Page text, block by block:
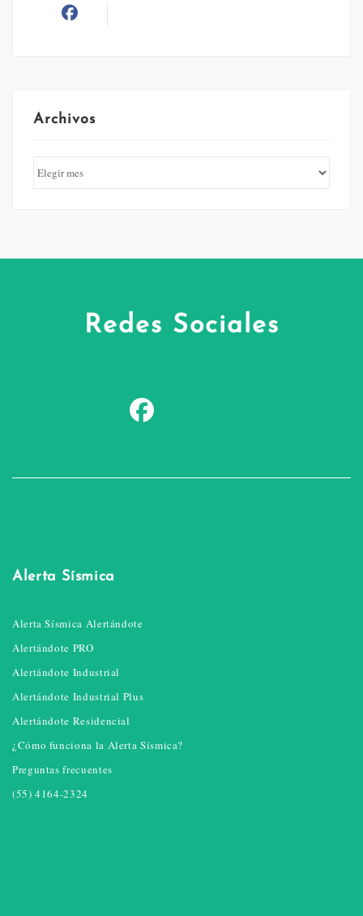
Archivos
Redes Sociales
Alerta Sísmica
Alerta Sísmica Alertándote
Alertándote PRO
Alertándote Industrial
Alertándote Industrial Plus
Alertándote Residencial
¿Cómo funciona la Alerta Sísmica?
Preguntas frecuentes
(55) 4164-2324